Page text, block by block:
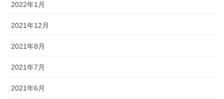
2022年1月
2021年12月
2021年8月
2021年7月
2021年6月